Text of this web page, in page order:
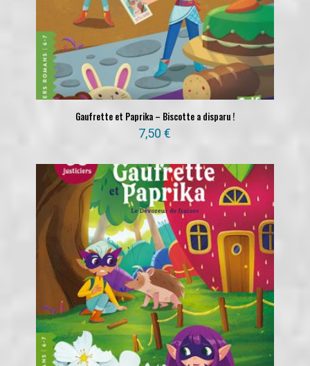
Gaufrette et Paprika – Biscotte a disparu !
7,50€